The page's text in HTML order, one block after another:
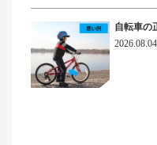
自転車の
2026.08.04